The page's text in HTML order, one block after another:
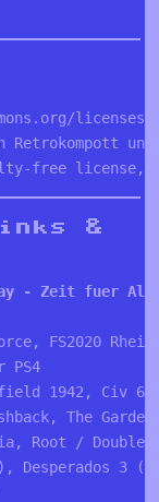
free license,
&
- Zeit fuer
FS2020
PS4
1942, Civ 6,
The
Root / Double:
Desperados 3